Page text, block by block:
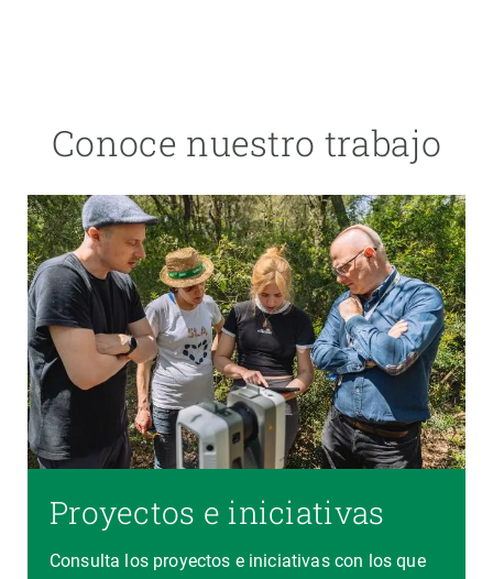
Conoce nuestro trabajo
Proyectos e iniciativas
Consulta los proyectos e iniciativas con los que